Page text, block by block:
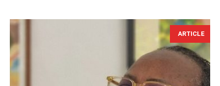
ARTICLE